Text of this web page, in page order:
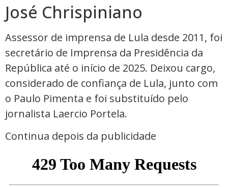
José Chrispiniano
Assessor de imprensa de Lula desde 2011, foi
secretário de Imprensa da Presidência da
República até o início de 2025. Deixou cargo,
considerado de confiança de Lula, junto com
o Paulo Pimenta e foi substituído pelo
jornalista Laercio Portela.
Continua depois da publicidade